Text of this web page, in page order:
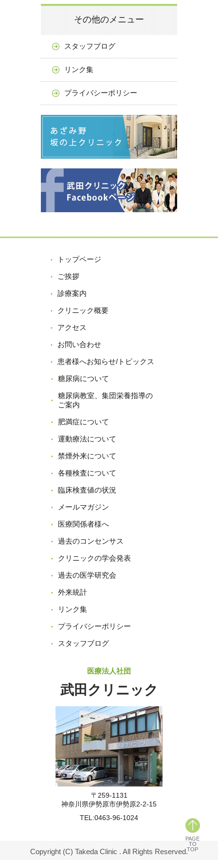
PAGE
TO
TOP
その他のメニュー
スタッフブログ
リンク集
プライバシーポリシー
トップページ
ご挨拶
診療案内
クリニック概要
アクセス
お問い合わせ
患者様へお知らせ/トピックス
糖尿病について
糖尿病教室、集団栄養指導の
ご案内
肥満症について
運動療法について
禁煙外来について
各種検査について
臨床検査値の状況
メールマガジン
医療関係者様へ
過去のコンセンサス
クリニックの学会発表
過去の医学研究会
外来統計
リンク集
プライバシーポリシー
スタッフブログ
医療法人社団
武田クリニック
〒259-1131
神奈川県伊勢原市伊勢原2-2-15
TEL:0463-96-1024
Copyright (C) Takeda Clinic . All Rights Reserved.